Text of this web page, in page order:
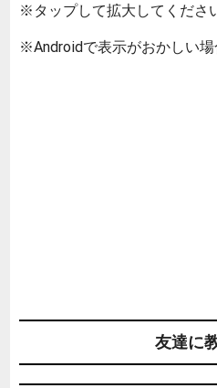
※タップして拡大してくださ
※Androidで表示がおかしい
友達に